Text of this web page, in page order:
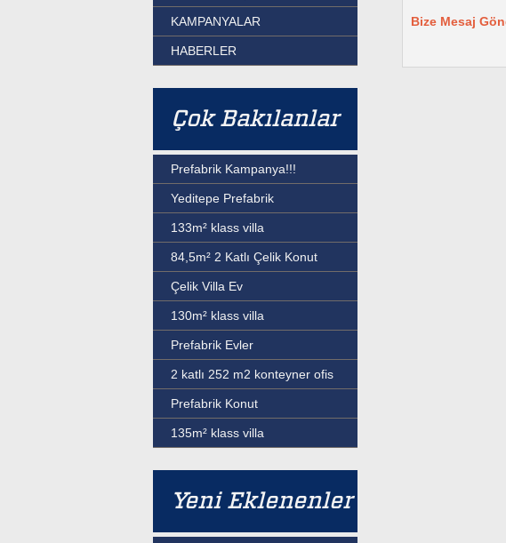
KAMPANYALAR
HABERLER
Çok Bakılanlar
Prefabrik Kampanya!!!
Yeditepe Prefabrik
133m² klass villa
84,5m² 2 Katlı Çelik Konut
Çelik Villa Ev
130m² klass villa
Prefabrik Evler
2 katlı 252 m2 konteyner ofis
Prefabrik Konut
135m² klass villa
Yeni Eklenenler
Bize Mesaj